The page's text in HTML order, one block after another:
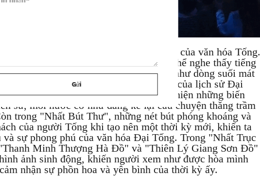
kỳ ảo này để cùng thưởng thức nét đẹp của văn hóa Tống.
"Nhất Thanh Cầm", dường như có thể nghe thấy tiếng
ngàn năm trước, tiếng đàn tinh tế, như dòng suối mát
mọi người đắm chìm trong mạch sống của lịch sử Đại
đối đầu đen trắng trên bàn cờ, thể hiện những biến
sử, mỗi nước cờ như đang kể lại câu chuyện thăng trầm
trong "Nhất Bút Thư", những nét bút phóng khoáng và
của người Tống khi tạo nên một thời kỳ mới, khiến ta
và sự phong phú của văn hóa Đại Tống. Trong "Nhất Trục
Minh Thượng Hà Đồ" và "Thiên Lý Giang Sơn Đồ"
ảnh sinh động, khiến người xem như được hòa mình
nhận sự phồn hoa và yên bình của thời kỳ ấy.
Gửi